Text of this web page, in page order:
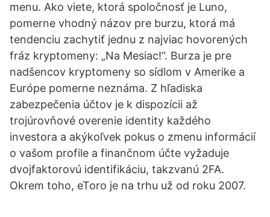
menu. Ako viete, ktorá spoločnosť je Luno,
pomerne vhodný názov pre burzu, ktorá má
tendenciu zachytiť jednu z najviac hovorených
fráz kryptomeny: „Na Mesiac!“. Burza je pre
nadšencov kryptomeny so sídlom v Amerike a
Európe pomerne neznáma. Z hľadiska
zabezpečenia účtov je k dispozícii až
trojúrovňové overenie identity každého
investora a akýkoľvek pokus o zmenu informácií
o vašom profile a finančnom účte vyžaduje
dvojfaktorovú identifikáciu, takzvanú 2FA.
Okrem toho, eToro je na trhu už od roku 2007.